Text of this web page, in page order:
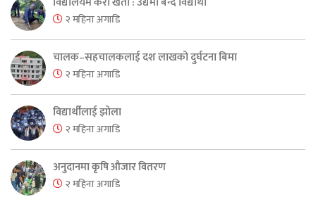
२ महिना अगाडि
चालक–सहचालकलाई दश लाखको दुर्घटना बिमा
२ महिना अगाडि
विद्यार्थीलाई झोला
२ महिना अगाडि
अनुदानमा कृषि औजार वितरण
२ महिना अगाडि